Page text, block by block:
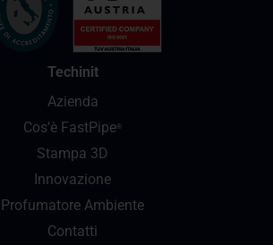
Techinit
Azienda
Cos’è FastPipe ®
Stampa 3D
Innovazione
Profumatore Ambiente
Contatti